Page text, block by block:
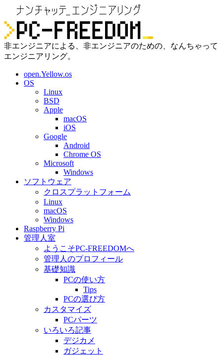
非エンジニアによる、非エンジニアのための、なんちゃって
エンジニアリング。
open.Yellow.os
OS
Linux
BSD
Apple
macOS
iOS
Google
Android
Chrome OS
Microsoft
Windows
ソフトウェア
クロスプラットフォーム
Linux
macOS
Windows
Raspberry Pi
管理人室
ようこそPC-FREEDOMへ
管理人のプロフィール
基礎知識
PCの使い方
Tips
PCの選び方
カスタマイズ
PCパーツ
いろいろ記事
デジカメ
ガジェット